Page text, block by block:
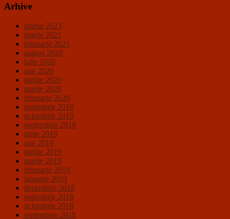
Arhive
martie 2023
martie 2021
februarie 2021
august 2020
iulie 2020
mai 2020
aprilie 2020
martie 2020
februarie 2020
noiembrie 2019
octombrie 2019
septembrie 2019
iunie 2019
mai 2019
aprilie 2019
martie 2019
februarie 2019
ianuarie 2019
decembrie 2018
noiembrie 2018
octombrie 2018
septembrie 2018